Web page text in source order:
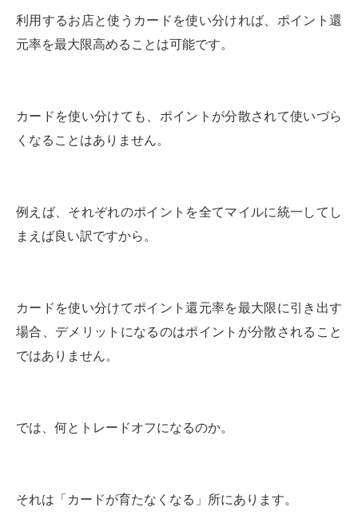
利用するお店と使うカードを使い分ければ、ポイント還
元率を最大限高めることは可能です。
カードを使い分けても、ポイントが分散されて使いづら
くなることはありません。
例えば、それぞれのポイントを全てマイルに統一してし
まえば良い訳ですから。
カードを使い分けてポイント還元率を最大限に引き出す
場合、デメリットになるのはポイントが分散されること
ではありません。
では、何とトレードオフになるのか。
それは「カードが育たなくなる」所にあります。